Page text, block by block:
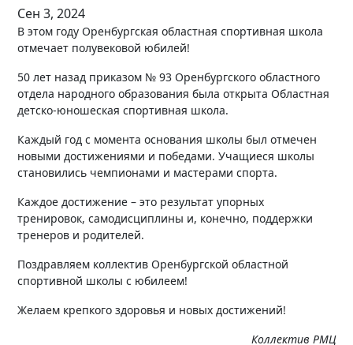
Сен 3, 2024
В этом году Оренбургская областная спортивная школа
отмечает полувековой юбилей!
50 лет назад приказом № 93 Оренбургского областного
отдела народного образования была открыта Областная
детско-юношеская спортивная школа.
Каждый год с момента основания школы был отмечен
новыми достижениями и победами. Учащиеся школы
становились чемпионами и мастерами спорта.
Каждое достижение – это результат упорных
тренировок, самодисциплины и, конечно, поддержки
тренеров и родителей.
Поздравляем коллектив Оренбургской областной
спортивной школы с юбилеем!
Желаем крепкого здоровья и новых достижений!
Коллектив РМЦ